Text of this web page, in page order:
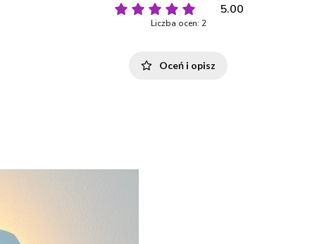
5.00
Liczba ocen: 2
Oceń i opisz